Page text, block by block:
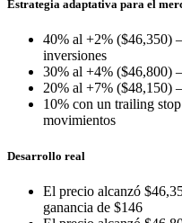
Estrategia adaptativa para el
40% al +2% ($46,350)
inversiones
30% al +4%
20% al +7% ($48,150)
10% con un trailing
movimientos
Desarrollo real
El precio alcanzó
ganancia de $146